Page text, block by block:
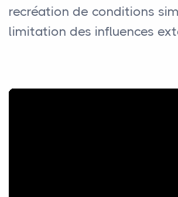
recréation de conditions
limitation des influences